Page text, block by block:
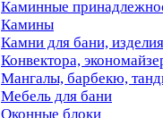
Каминные
Камины
Камни для бани,
Конвектора,
Мангалы, барбекю,
Мебель для бани
Оконные блоки